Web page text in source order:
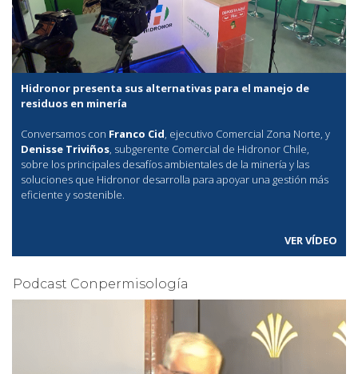
Hidronor presenta sus alternativas para el manejo de
residuos en minería
Conversamos con Franco Cid, ejecutivo Comercial Zona Norte, y
Denisse Triviños, subgerente Comercial de Hidronor Chile,
sobre los principales desafíos ambientales de la minería y las
soluciones que Hidronor desarrolla para apoyar una gestión más
eficiente y sostenible.
VER VÍDEO
Podcast Conpermisología